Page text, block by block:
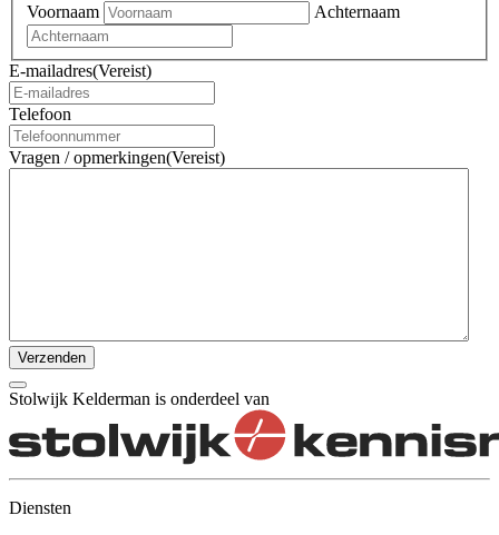
Voornaam
Achternaam
E-mailadres(Vereist)
Telefoon
Vragen / opmerkingen(Vereist)
Verzenden
Stolwijk Kelderman is onderdeel van
Diensten